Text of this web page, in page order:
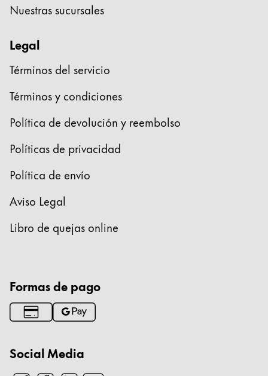
Nuestras sucursales
Legal
Términos del servicio
Términos y condiciones
Política de devolución y reembolso
Políticas de privacidad
Política de envío
Aviso Legal
Libro de quejas online
Formas de pago
Social Media